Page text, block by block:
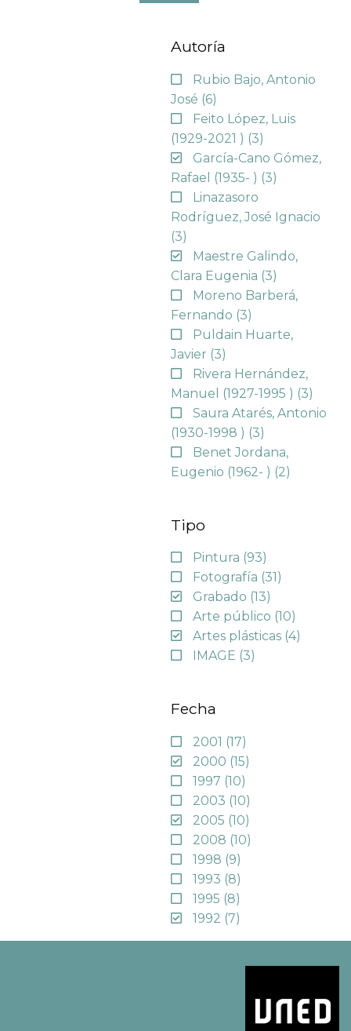
Autoría
Rubio Bajo, Antonio
José (6)
Feito López, Luis
(1929-2021 ) (3)
García-Cano Gómez,
Rafael (1935- ) (3)
Linazasoro
Rodríguez, José Ignacio
(3)
Maestre Galindo,
Clara Eugenia (3)
Moreno Barberá,
Fernando (3)
Puldain Huarte,
Javier (3)
Rivera Hernández,
Manuel (1927-1995 ) (3)
Saura Atarés, Antonio
(1930-1998 ) (3)
Benet Jordana,
Eugenio (1962- ) (2)
Tipo
Pintura (93)
Fotografía (31)
Grabado (13)
Arte público (10)
Artes plásticas (4)
IMAGE (3)
Fecha
2001 (17)
2000 (15)
1997 (10)
2003 (10)
2005 (10)
2008 (10)
1998 (9)
1993 (8)
1995 (8)
1992 (7)